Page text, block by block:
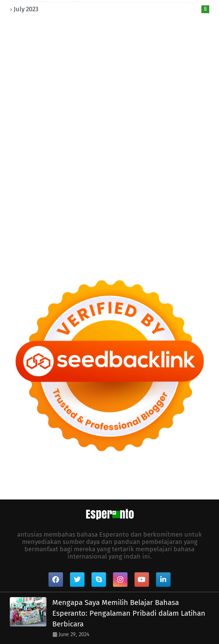
July 2023 8
antusias membahas bahasa Esperanto dan berkomitmen untuk
menyediakan sumber daya dan panduan pembelajaran yang
bermanfaat bagi mereka yang tertarik mempelajari bahasa
internasional yang indah ini.
Mengapa Saya Memilih Belajar Bahasa
Esperanto: Pengalaman Pribadi dalam Latihan
Berbicara
June 29, 2024